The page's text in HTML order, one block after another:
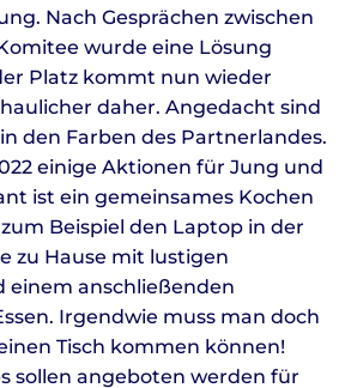
Nach Gesprächen zwischen
wurde eine Lösung
Platz kommt nun wieder
daher. Angedacht sind
den Farben des Partnerlandes.
einige Aktionen für Jung und
ist ein gemeinsames Kochen
Beispiel den Laptop in der
zu Hause mit lustigen
einem anschließenden
Irgendwie muss man doch
Tisch kommen können!
sollen angeboten werden für